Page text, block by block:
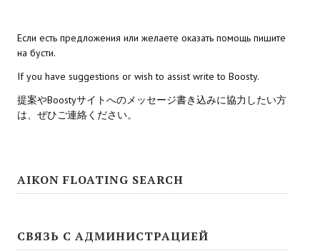
EURO comics
USA comics
WALKTHROUGH VN
Если есть предложения или желаете оказать помощь пишите
на бусти.
If you have suggestions or wish to assist write to Boosty.
提案やBoostyサイトへのメッセージ書き込みに協力したい方
は、ぜひご連絡ください。
AIKON FLOATING SEARCH
СВЯЗЬ С АДМИНИСТРАЦИЕЙ